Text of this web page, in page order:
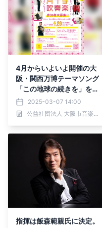
4月からいよいよ開催の大
阪・関西万博テーマソング
「この地球の続きを」をプ
ロと一緒に演奏しません
か？4月29日「月イチ吹奏
楽」開催決定！
2025-03-07 14:00
公益社団法人 大阪市音楽団
指揮は飯森範親氏に決定。